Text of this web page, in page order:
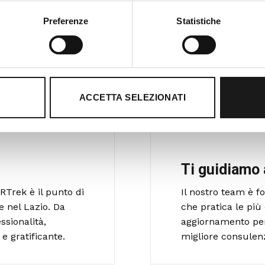
Preferenze Statistiche
ACCETTA SELEZIONATI
è il punto di
nel Lazio. Da
e gratificante.
Ti guidiamo
Il nostro team è
che pratica le più
aggiornamento
migliore